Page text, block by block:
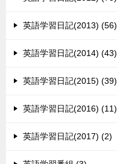
英語学習日記(2013) (56)
英語学習日記(2014) (43)
英語学習日記(2015) (39)
英語学習日記(2016) (11)
英語学習日記(2017) (2)